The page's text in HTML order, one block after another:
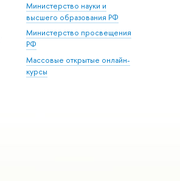
Министерство науки и
высшего образования РФ
Министерство просвещения
РФ
Массовые открытые онлайн-
курсы